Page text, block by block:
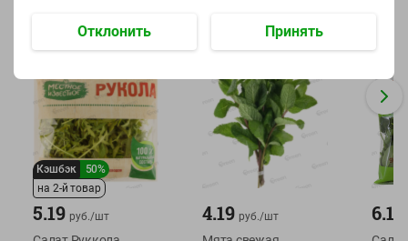
Кэшбэк
50%
на 2-й товар
5.19 руб./шт 4.19 руб./шт 6.19
Отклонить Принять